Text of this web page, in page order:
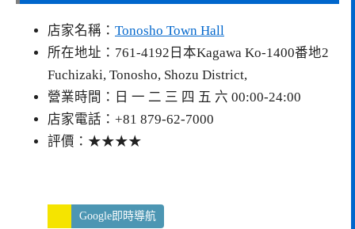
店家名稱： Tonosho Town Hall
所在地址：761-4192日本Kagawa Ko-1400番地2
Fuchizaki, Tonosho, Shozu District,
營業時間：日 一 二 三 四 五 六 00:00-24:00
店家電話：+81 879-62-7000
評價：★★★★
Google即時導航